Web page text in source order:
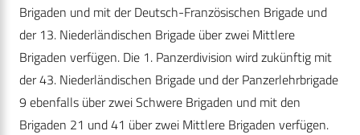
Brigaden und mit der Deutsch-Französischen Brigade und
der 13. Niederländischen Brigade über zwei Mittlere
Brigaden verfügen. Die 1. Panzerdivision wird zukünftig mit
der 43. Niederländischen Brigade und der Panzerlehrbrigade
9 ebenfalls über zwei Schwere Brigaden und mit den
Brigaden 21 und 41 über zwei Mittlere Brigaden verfügen.